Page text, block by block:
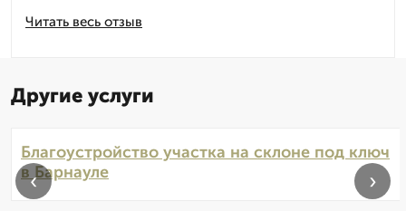
Читать весь отзыв
Другие услуги
Благоустройство участка на склоне под ключ
в Барнауле
‹ ›